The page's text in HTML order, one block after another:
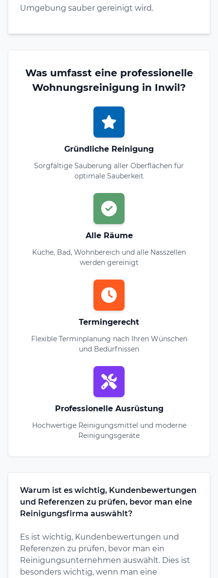
Umgebung sauber gereinigt wird.
Was umfasst eine professionelle
Wohnungsreinigung in Inwil?
Gründliche Reinigung
Sorgfältige Säuberung aller Oberflächen für
optimale Sauberkeit
Alle Räume
Küche, Bad, Wohnbereich und alle Nasszellen
werden gereinigt
Termingerecht
Flexible Terminplanung nach Ihren Wünschen
und Bedürfnissen
Professionelle Ausrüstung
Hochwertige Reinigungsmittel und moderne
Reinigungsgeräte
Warum ist es wichtig, Kundenbewertungen
und Referenzen zu prüfen, bevor man eine
Reinigungsfirma auswählt?
Es ist wichtig, Kundenbewertungen und
Referenzen zu prüfen, bevor man ein
Reinigungsunternehmen auswählt. Dies ist
besonders wichtig, wenn man eine